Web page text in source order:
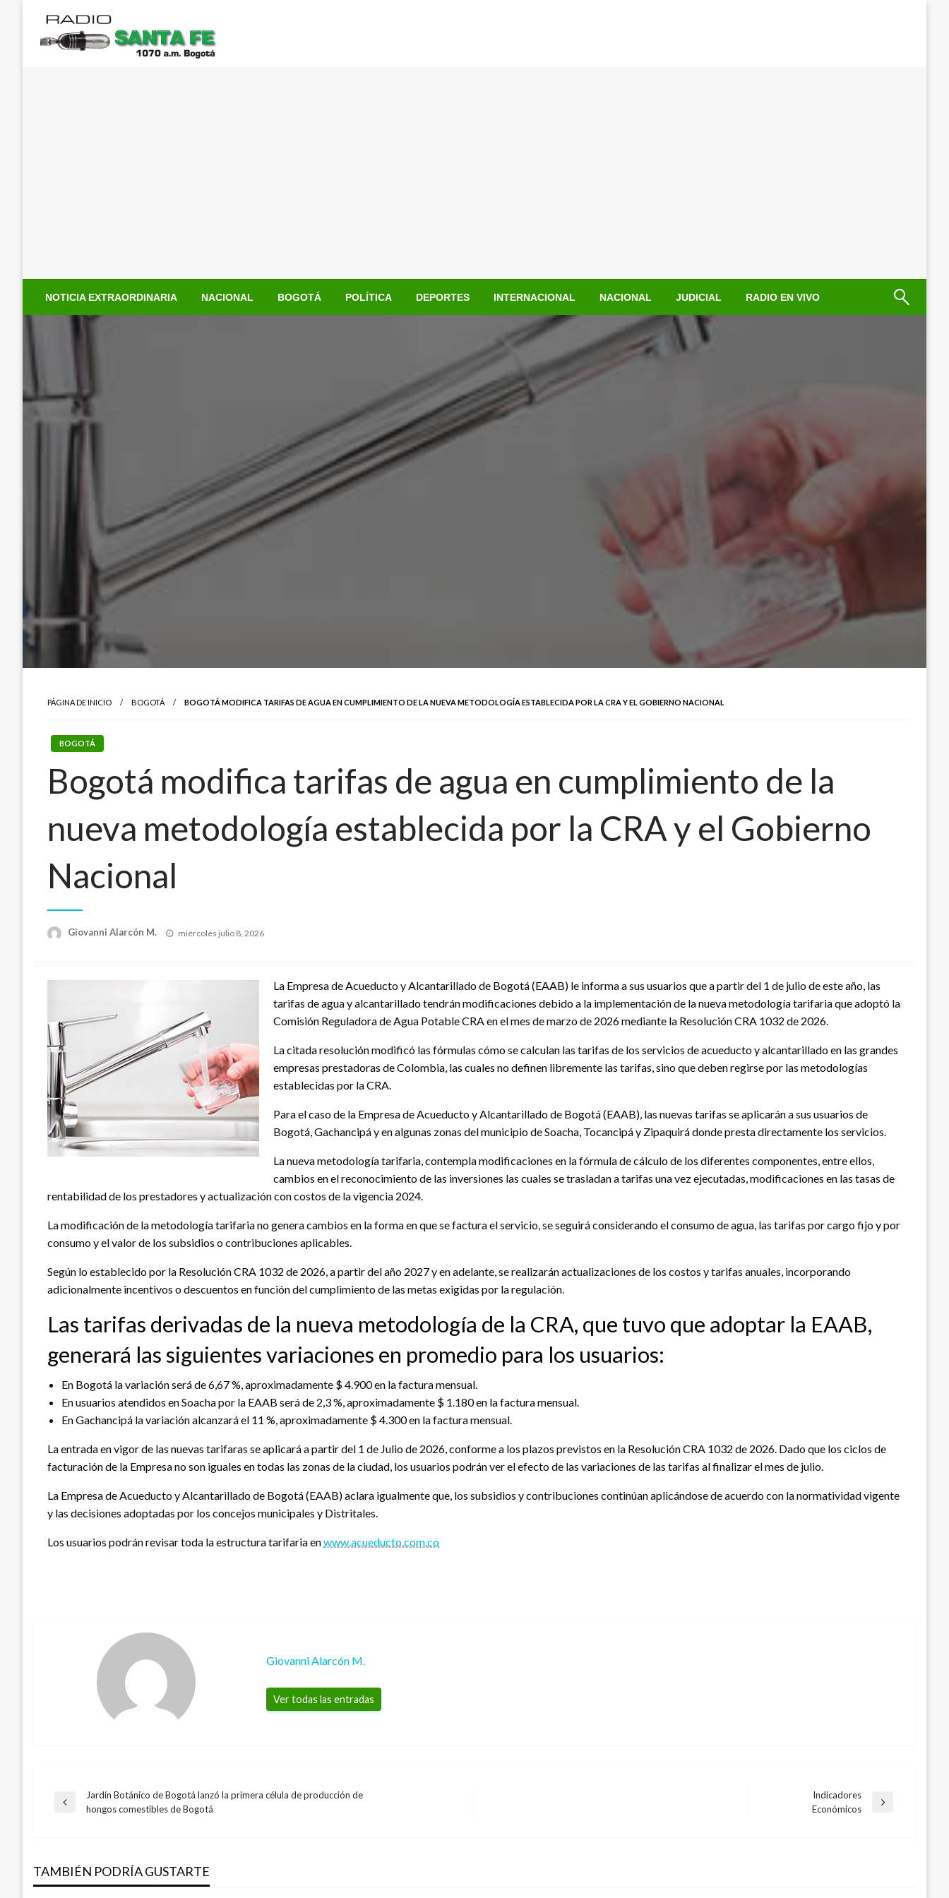
contenido
NOTICIA EXTRAORDINARIA NACIONAL BOGOTÁ POLÍTICA DEPORTES INTERNACIONAL NACIONAL JUDICIAL RADIO EN VIVO
PÁGINA DE INICIO BOGOTÁ BOGOTÁ MODIFICA TARIFAS DE AGUA EN CUMPLIMIENTO DE LA NUEVA METODOLOGÍA ESTABLECIDA POR LA CRA Y EL GOBIERNO NACIONAL
BOGOTÁ
Bogotá modifica tarifas de agua en cumplimiento de la
nueva metodología establecida por la CRA y el Gobierno
Nacional
Giovanni Alarcón M.
Publicado
miércoles julio 8, 2026
La Empresa de Acueducto y Alcantarillado de Bogotá (EAAB) le informa a sus usuarios que a partir del 1 de julio de este año, las
tarifas de agua y alcantarillado tendrán modificaciones debido a la implementación de la nueva metodología tarifaria que adoptó la
Comisión Reguladora de Agua Potable CRA en el mes de marzo de 2026 mediante la Resolución CRA 1032 de 2026.
La citada resolución modificó las fórmulas cómo se calculan las tarifas de los servicios de acueducto y alcantarillado en las grandes
empresas prestadoras de Colombia, las cuales no definen libremente las tarifas, sino que deben regirse por las metodologías
establecidas por la CRA.
Para el caso de la Empresa de Acueducto y Alcantarillado de Bogotá (EAAB), las nuevas tarifas se aplicarán a sus usuarios de
Bogotá, Gachancipá y en algunas zonas del municipio de Soacha, Tocancipá y Zipaquirá donde presta directamente los servicios.
La nueva metodología tarifaria, contempla modificaciones en la fórmula de cálculo de los diferentes componentes, entre ellos,
cambios en el reconocimiento de las inversiones las cuales se trasladan a tarifas una vez ejecutadas, modificaciones en las tasas de
rentabilidad de los prestadores y actualización con costos de la vigencia 2024.
La modificación de la metodología tarifaria no genera cambios en la forma en que se factura el servicio, se seguirá considerando el consumo de agua, las tarifas por cargo fijo y por
consumo y el valor de los subsidios o contribuciones aplicables.
Según lo establecido por la Resolución CRA 1032 de 2026, a partir del año 2027 y en adelante, se realizarán actualizaciones de los costos y tarifas anuales, incorporando
adicionalmente incentivos o descuentos en función del cumplimiento de las metas exigidas por la regulación.
Las tarifas derivadas de la nueva metodología de la CRA, que tuvo que adoptar la EAAB,
generará las siguientes variaciones en promedio para los usuarios:
En Bogotá la variación será de 6,67 %, aproximadamente $ 4.900 en la factura mensual.
En usuarios atendidos en Soacha por la EAAB será de 2,3 %, aproximadamente $ 1.180 en la factura mensual.
En Gachancipá la variación alcanzará el 11 %, aproximadamente $ 4.300 en la factura mensual.
La entrada en vigor de las nuevas tarifaras se aplicará a partir del 1 de Julio de 2026, conforme a los plazos previstos en la Resolución CRA 1032 de 2026. Dado que los ciclos de
facturación de la Empresa no son iguales en todas las zonas de la ciudad, los usuarios podrán ver el efecto de las variaciones de las tarifas al finalizar el mes de julio.
La Empresa de Acueducto y Alcantarillado de Bogotá (EAAB) aclara igualmente que, los subsidios y contribuciones continúan aplicándose de acuerdo con la normatividad vigente
y las decisiones adoptadas por los concejos municipales y Distritales.
Los usuarios podrán revisar toda la estructura tarifaria enwww.acueducto.com.co
Giovanni Alarcón M.
Ver todas las entradas
Navegación
entradas
Entrada
Jardín Botánico de Bogotá lanzó la primera célula de producción de
hongos comestibles de Bogotá
Indicadores
Económicos
TAMBIÉN PODRÍA GUSTARTE